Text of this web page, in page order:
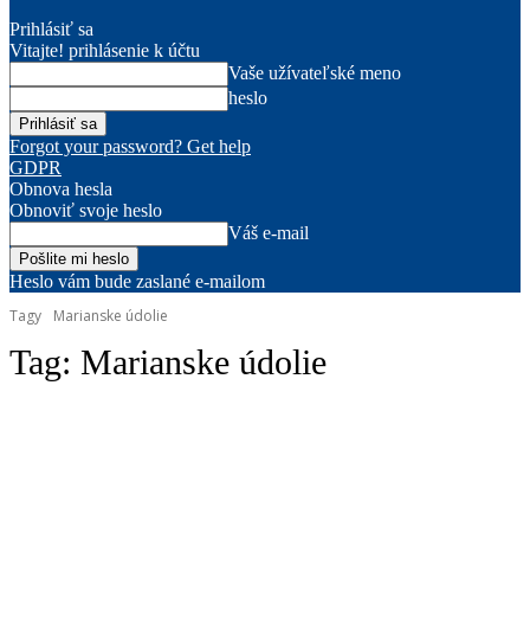
Prihlásiť sa
Vitajte! prihlásenie k účtu
Vaše užívateľské meno
heslo
Forgot your password? Get help
GDPR
Obnova hesla
Obnoviť svoje heslo
Váš e-mail
Heslo vám bude zaslané e-mailom
Tagy
Marianske údolie
Tag: Marianske údolie